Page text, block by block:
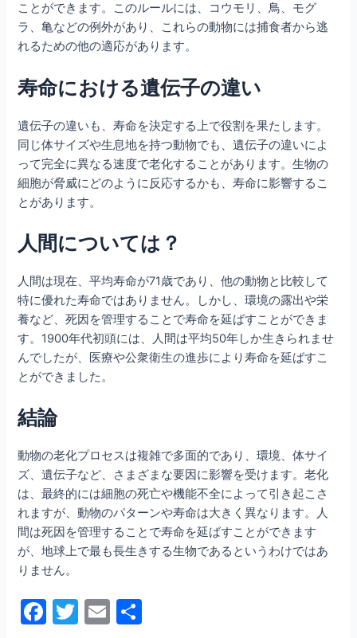
ことができます。このルールには、コウモリ、鳥、モグ
ラ、亀などの例外があり、これらの動物には捕食者から逃
れるための他の適応があります。
寿命における遺伝子の違い
遺伝子の違いも、寿命を決定する上で役割を果たします。
同じ体サイズや生息地を持つ動物でも、遺伝子の違いによ
って完全に異なる速度で老化することがあります。生物の
細胞が脅威にどのように反応するかも、寿命に影響するこ
とがあります。
人間については？
人間は現在、平均寿命が71歳であり、他の動物と比較して
特に優れた寿命ではありません。しかし、環境の露出や栄
養など、死因を管理することで寿命を延ばすことができま
す。1900年代初頭には、人間は平均50年しか生きられませ
んでしたが、医療や公衆衛生の進歩により寿命を延ばすこ
とができました。
結論
動物の老化プロセスは複雑で多面的であり、環境、体サイ
ズ、遺伝子など、さまざまな要因に影響を受けます。老化
は、最終的には細胞の死亡や機能不全によって引き起こさ
れますが、動物のパターンや寿命は大きく異なります。人
間は死因を管理することで寿命を延ばすことができます
が、地球上で最も長生きする生物であるというわけではあ
りません。
F
T
E